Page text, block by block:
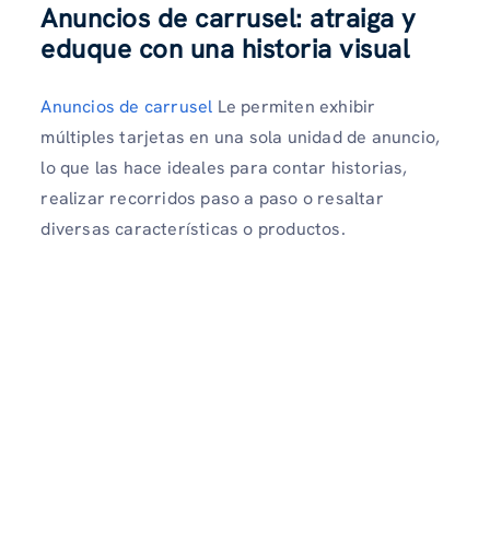
Anuncios de carrusel: atraiga y
eduque con una historia visual
Anuncios de carrusel Le permiten exhibir
múltiples tarjetas en una sola unidad de anuncio,
lo que las hace ideales para contar historias,
realizar recorridos paso a paso o resaltar
diversas características o productos.